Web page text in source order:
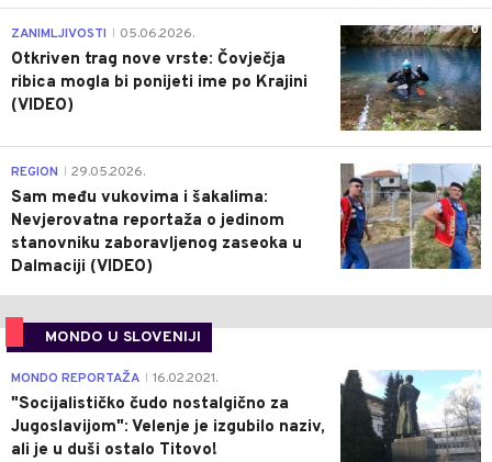
0
ZANIMLJIVOSTI 05.06.2026.
Otkriven trag nove vrste: Čovječja
ribica mogla bi ponijeti ime po Krajini
(VIDEO)
0
REGION 29.05.2026.
Sam među vukovima i šakalima:
Nevjerovatna reportaža o jedinom
stanovniku zaboravljenog zaseoka u
Dalmaciji (VIDEO)
MONDO U SLOVENIJI
4
MONDO REPORTAŽA 16.02.2021.
"Socijalističko čudo nostalgično za
Jugoslavijom": Velenje je izgubilo naziv,
ali je u duši ostalo Titovo!